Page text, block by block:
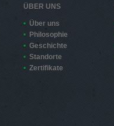
ÜBER UNS
Über uns
Philosophie
Geschichte
Standorte
Zertifikate